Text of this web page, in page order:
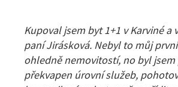
Kupoval jsem byt 1+1 v Karviné a
paní Jirásková. Nebyl to můj
ohledně nemovitostí, no byl
překvapen úrovní služeb,